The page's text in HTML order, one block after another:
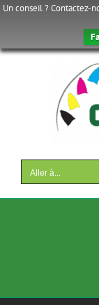
Un conseil ? Contactez-
Passer
Aller à...